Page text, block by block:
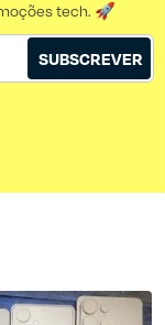
tech. 🚀
SUBSCREVER